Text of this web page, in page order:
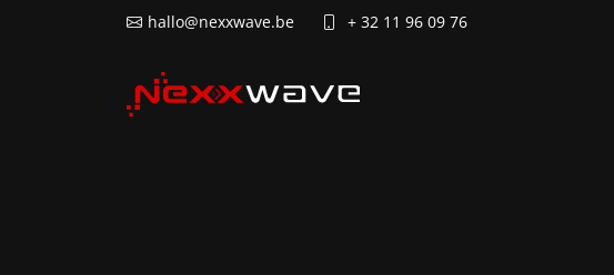
hallo@nexxwave.be + 32 11 96 09 76